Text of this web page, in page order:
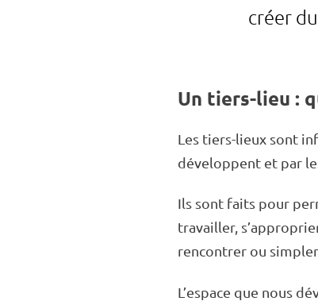
créer
Un tiers-lieu :
Les tiers-lieux sont
déve­loppent et par
Ils sont faits pour
travailler,
rencon­trer ou
L’es­pace que nous